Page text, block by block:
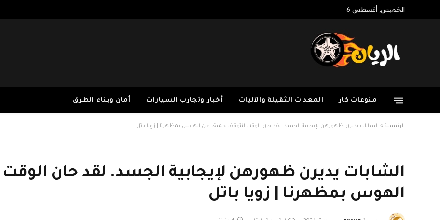
الخميس, أغسطس 6
منوعات كار المعدات الثقيلة والآليات أخبار وتجارب السيارات أمان وبناء الطرق
الرئيسية » الشابات يديرن ظهورهن لإيجابية الجسد. لقد حان الوقت لنتوقف جميعًا عن الهوس بمظهرنا | زويا باتل
الشابات يديرن ظهورهن لإيجابية الجسد. لقد حان
الهوس بمظهرنا | زويا باتل